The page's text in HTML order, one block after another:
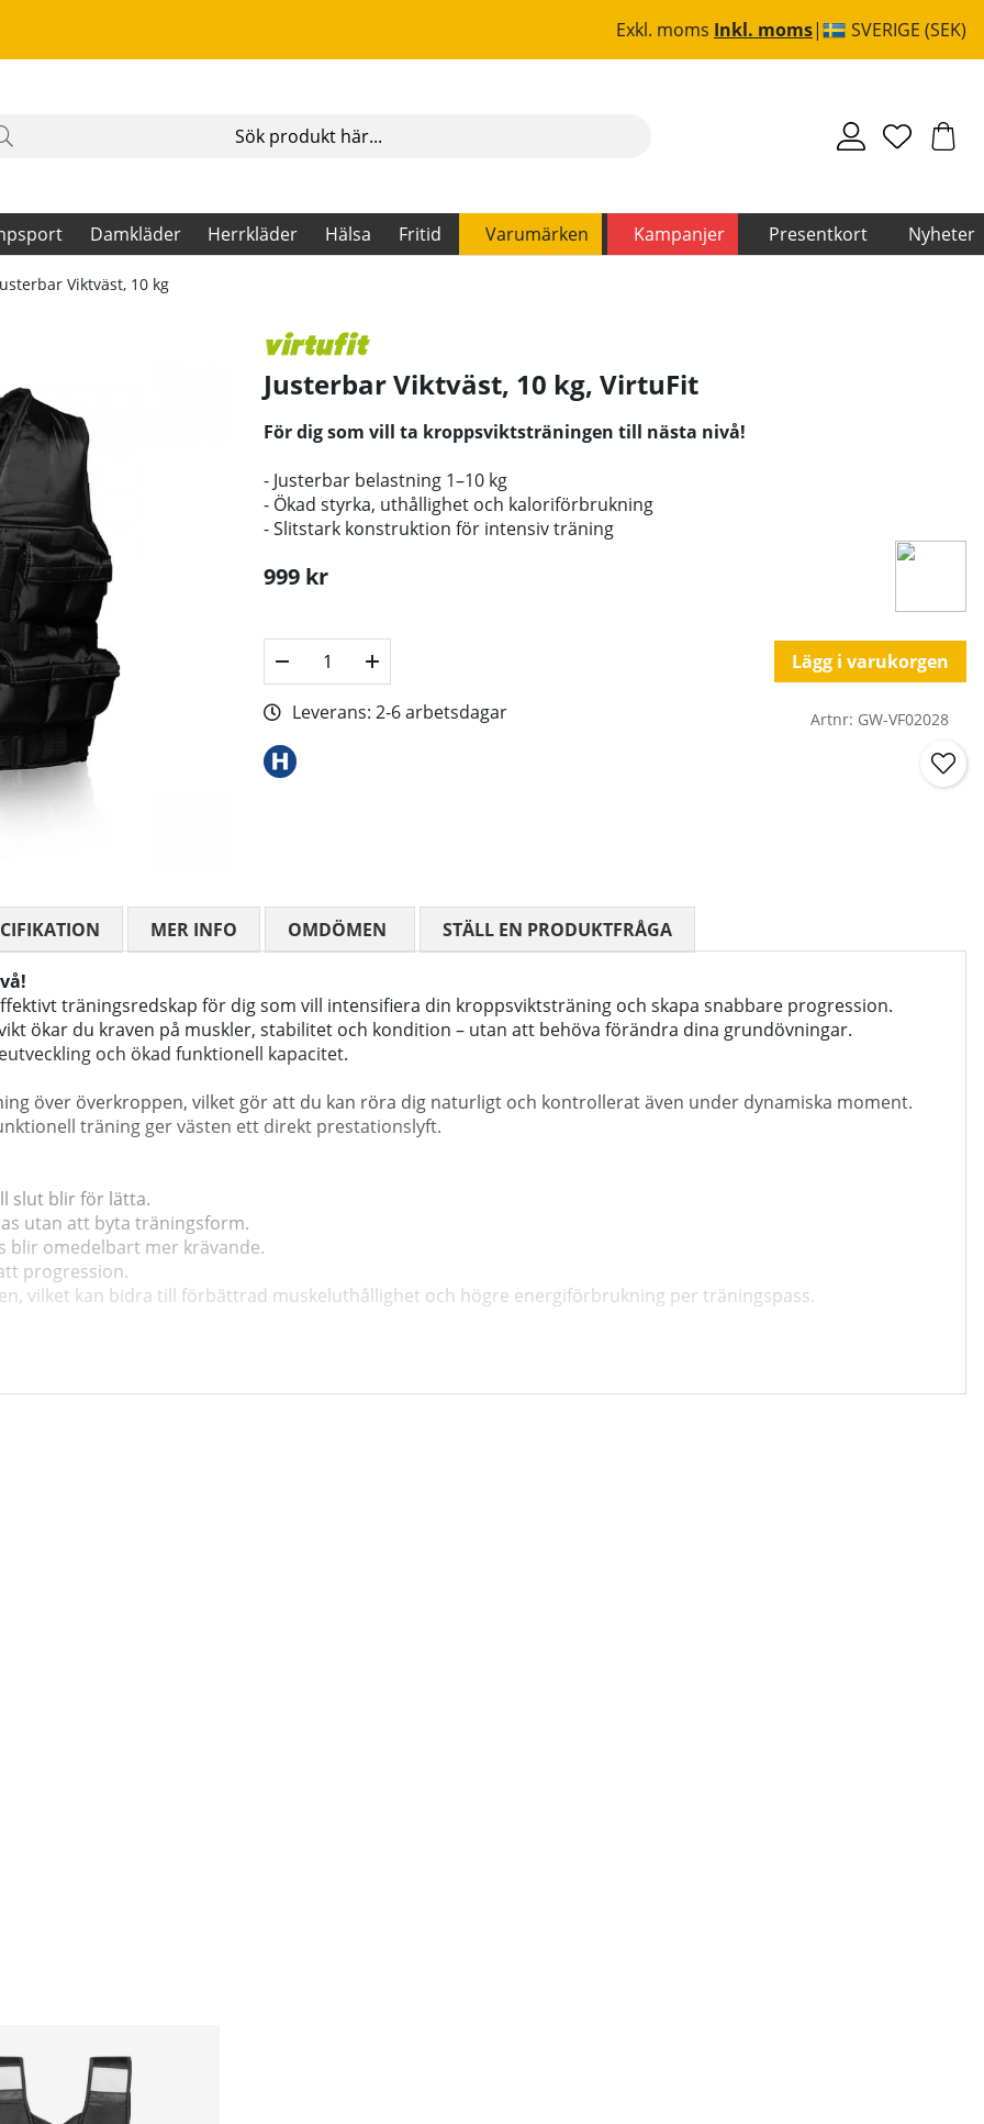
Exkl. moms Inkl. moms SVERIGE (SEK)
Damkläder Herrkläder Hälsa Fritid Varumärken Kampanjer Presentkort Nyheter
Viktväst, 10 kg
Justerbar Viktväst, 10 kg, VirtuFit
För dig som vill ta kroppsviktsträningen till nästa nivå!
- Justerbar belastning 1–10 kg
- Ökad styrka, uthållighet och kaloriförbrukning
- Slitstark konstruktion för intensiv träning
999 kr
Lägg i varukorgen
Leverans: 2-6 arbetsdagar Artnr: GW-VF02028
träningsredskap för dig som vill intensifiera din kroppsviktsträning och skapa snabbare progression.
ökar du kraven på muskler, stabilitet och kondition – utan att behöva förändra dina grundövningar.
och ökad funktionell kapacitet.
över överkroppen, vilket gör att du kan röra dig naturligt och kontrollerat även under dynamiska moment.
träning ger västen ett direkt prestationslyft.
slut blir för lätta.
utan att byta träningsform.
blir omedelbart mer krävande.
progression.
vilket kan bidra till förbättrad muskeluthållighet och högre energiförbrukning per träningspass.
utövare.
stabilt mot kroppen utan att skifta under rörelse.
rörelsemönster och för att minimera skav.
gör att västen sitter tätt mot överkroppen utan att begränsa rörligheten.
de flesta kroppstyper.
intensiv användning, både inomhus och utomhus.
funktionell träning.
explosivitet och styrkeuthållighet.
MER INFO OMDÖMEN MEDELBETYG 0 AV 5 ANTAL BETYG 0
STÄLL EN PRODUKTFRÅGA